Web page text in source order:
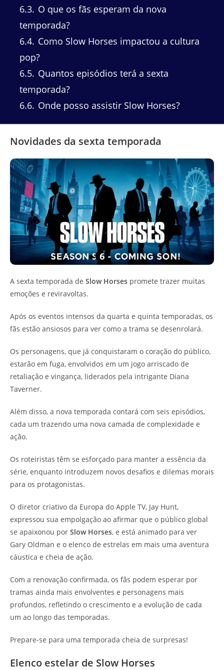
6.3 O que os fãs esperam da nova
temporada?
6.4 Como Slow Horses impactou a cultura
pop?
6.5 Quantos episódios terá a sexta
temporada?
6.6 Onde posso assistir Slow Horses?
Novidades da sexta temporada
A sexta temporada de Slow Horses promete trazer muitas
emoções e reviravoltas.
Após os eventos intensos da quarta e quinta temporadas, os
fãs estão ansiosos para ver como a trama se desenrolará.
Os personagens, que já conquistaram o coração do público,
estarão em fuga, envolvidos em um jogo arriscado de
retaliação e vingança, liderados pela intrigante Diana
Taverner.
Além disso, a nova temporada contará com seis episódios,
cada um trazendo uma nova camada de complexidade e
ação.
Os roteiristas têm se esforçado para manter a essência da
série, enquanto introduzem novos desafios e dilemas morais
para os protagonistas.
O diretor criativo da Europa do Apple TV, Jay Hunt,
expressou sua empolgação ao afirmar que o público global
se apaixonou por Slow Horses, e está animado para ver
Gary Oldman e o elenco de estrelas em mais uma aventura
cáustica e cheia de ação.
Com a renovação confirmada, os fãs podem esperar por
tramas ainda mais envolventes e personagens mais
profundos, refletindo o crescimento e a evolução de cada
um ao longo das temporadas.
Prepare-se para uma temporada cheia de surpresas!
Elenco estelar de Slow Horses